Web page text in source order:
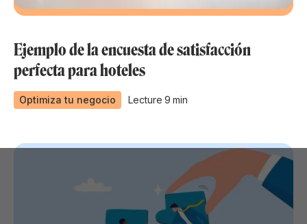
Ejemplo de la encuesta de satisfacción
perfecta para hoteles
Optimiza tu negocio Lecture 9 min